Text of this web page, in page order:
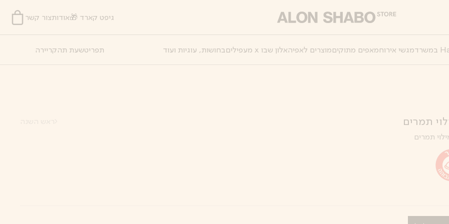
גיפט קארד 🎁אודותצור קשר
מגשי אירוחמאפים מתוקיםמוצרים לאפיהאלון שבו x מעפילים בחושות, עוגיות ועוד תפריטשעת תהקריירה
תמרים
תמרים